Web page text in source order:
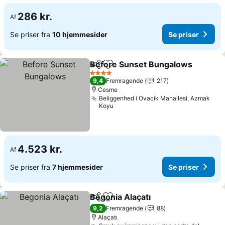
Af 286 kr.
Se priser fra 10 hjemmesider Se priser
Del Føj til favoritter
Before Sunset Bungalows
4 Stjerner
9,4 Fremragende
217
Cesme
Beliggenhed i Ovacik Mahallesi, Azmak
Koyu
Af 4.523 kr.
Se priser fra 7 hjemmesider Se priser
Del Føj til favoritter
Begonia Alaçatı
9,2 Fremragende
88
Alaçatı